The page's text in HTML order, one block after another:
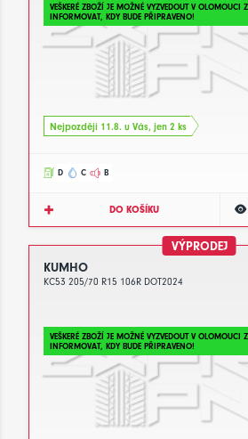
VEŠKERÉ ZBOŽÍ JE MOŽNÉ VYZVEDOUT V OLOMOUCI
INFORMOVAT, KDY BUDE PŘIPRAVENO!
Nejpozději 11.8. u Vás, jen 2 ks
D C B
DO KOŠÍKU
VÝPRODEJ
KUMHO
KC53 205/70 R15 106R DOT2024
VEŠKERÉ ZBOŽÍ JE MOŽNÉ VYZVEDOUT V OLOMOUCI
INFORMOVAT, KDY BUDE PŘIPRAVENO!